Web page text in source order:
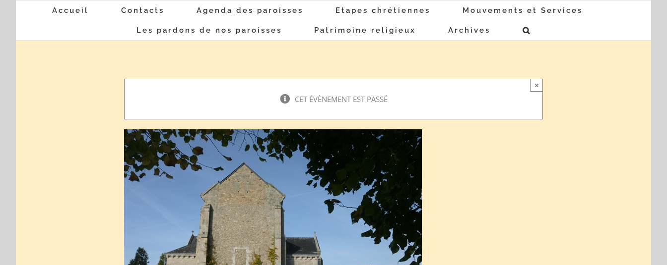
Accueil Contacts Agenda des paroisses Etapes chrétiennes Mouvements et Services
Les pardons de nos paroisses Patrimoine religieux Archives
CET ÉVÈNEMENT EST PASSÉ
×